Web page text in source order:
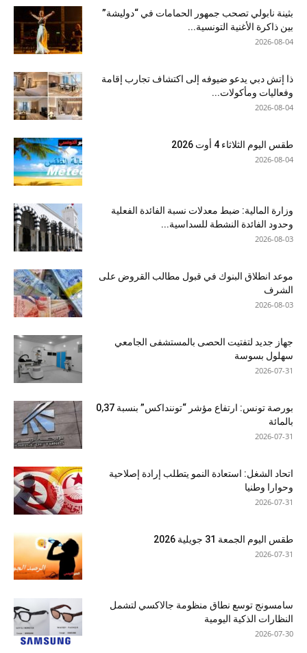
بثينة نابولي تصحب جمهور الحمامات في “دوليشة”
بين ذاكرة الأغنية التونسية...
2026-08-04
ذا إتش دبي يدعو ضيوفه إلى اكتشاف تجارب إقامة
وفعاليات ومأكولات...
2026-08-04
طقس اليوم الثلاثاء 4 أوت 2026
2026-08-04
وزارة المالية: ضبط معدلات نسبة الفائدة الفعلية
وحدود الفائدة النشطة للسداسية...
2026-08-03
موعد انطلاق البنوك في قبول مطالب القروض على
الشرف
2026-08-03
جهاز جديد لتفتيت الحصى بالمستشفى الجامعي
سهلول بسوسة
2026-07-31
بورصة تونس: ارتفاع مؤشر “توننداكس” بنسبة 0,37
بالمائة
2026-07-31
اتحاد الشغل: استعادة النمو يتطلب إرادة إصلاحية
وحوارا وطنيا
2026-07-31
طقس اليوم الجمعة 31 جويلية 2026
2026-07-31
سامسونج توسع نطاق منظومة جالاكسي لتشمل
النظارات الذكية اليومية
2026-07-30